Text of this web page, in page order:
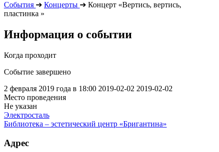
События ➔ Концерты ➔ Концерт «Вертись, вертись,
пластинка »
Информация о событии
Когда проходит
Событие завершено
2 февраля 2019 года в 18:00 2019-02-02 2019-02-02
Место проведения
Не указан
Электросталь
Библиотека – эстетический центр «Бригантина»
Адрес